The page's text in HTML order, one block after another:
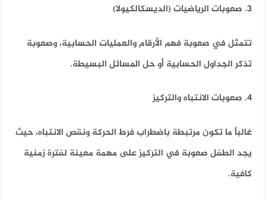
3. صعوبات الرياضيات (الديسكالكيولا)
تتمثل في صعوبة فهم الأرقام والعمليات الحسابية، وصعوبة
تذكر الجداول الحسابية أو حل المسائل البسيطة.
4. صعوبات الانتباه والتركيز
غالباً ما تكون مرتبطة باضطراب فرط الحركة ونقص الانتباه، حيث
يجد الطفل صعوبة في التركيز على مهمة معينة لفترة زمنية
كافية.